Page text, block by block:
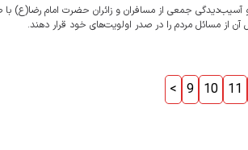
جمعی از مسافران و زائران حضرت امام رضا(ع) با
از مسائل مردم را در صدر اولویت‌های خود قرار دهند.
< 9 10 11